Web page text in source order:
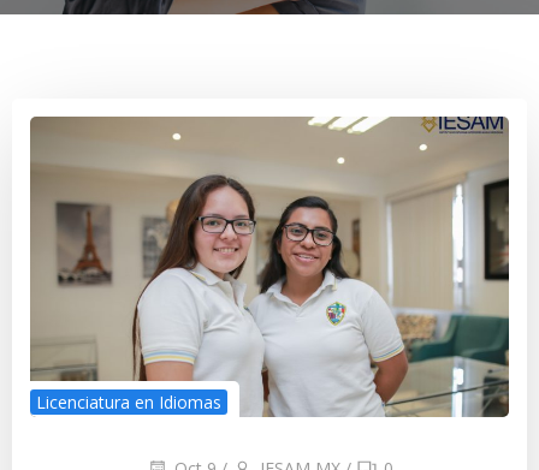
Licenciatura en Idiomas